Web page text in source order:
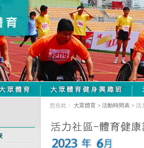
您在此： 大眾體育 > 活動時間表 > 活